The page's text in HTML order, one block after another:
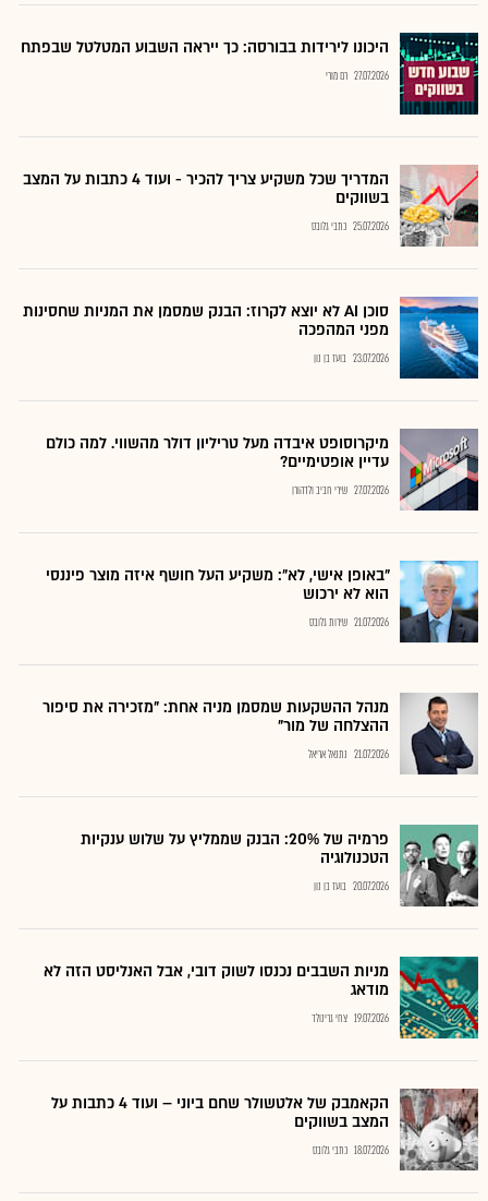
היכונו לירידות בבורסה: כך ייראה השבוע המטלטל שבפתח
27.07.2026 רם מורי
המדריך שכל משקיע צריך להכיר - ועוד 4 כתבות על המצב
בשווקים
25.07.2026 כתבי גלובס
סוכן AI לא יוצא לקרוז: הבנק שמסמן את המניות שחסינות
מפני המהפכה
23.07.2026 בועז בן נון
מיקרוסופט איבדה מעל טריליון דולר מהשווי. למה כולם
עדיין אופטימיים?
27.07.2026 שירי חביב ולדהורן
"באופן אישי, לא": משקיע העל חושף איזה מוצר פיננסי
הוא לא ירכוש
21.07.2026 שירות גלובס
מנהל ההשקעות שמסמן מניה אחת: "מזכירה את סיפור
ההצלחה של מור"
21.07.2026 נתנאל אריאל
פרמיה של 20%: הבנק שממליץ על שלוש ענקיות
הטכנולוגיה
20.07.2026 בועז בן נון
מניות השבבים נכנסו לשוק דובי, אבל האנליסט הזה לא
מודאג
19.07.2026 צחי גרינולד
הקאמבק של אלטשולר שחם ביוני – ועוד 4 כתבות על
המצב בשווקים
18.07.2026 כתבי גלובס